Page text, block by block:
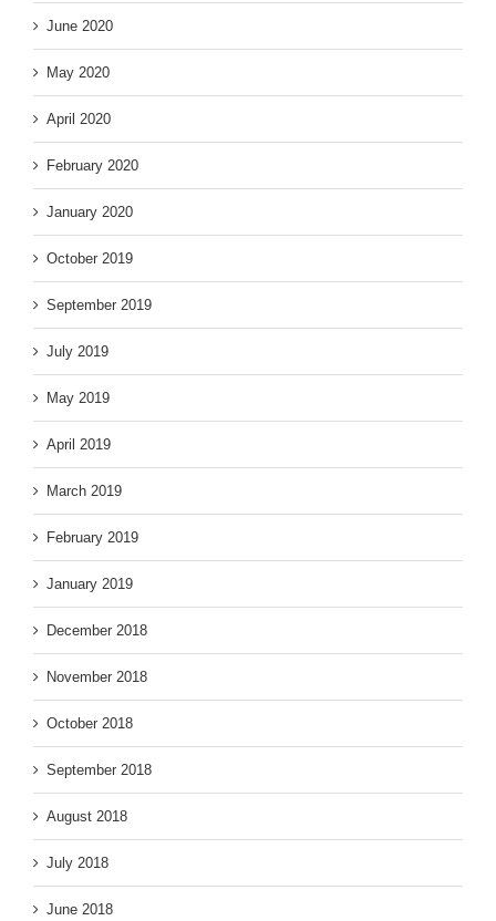
June 2020
May 2020
April 2020
February 2020
January 2020
October 2019
September 2019
July 2019
May 2019
April 2019
March 2019
February 2019
January 2019
December 2018
November 2018
October 2018
September 2018
August 2018
July 2018
June 2018